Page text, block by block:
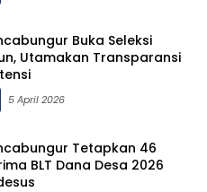
Buka Seleksi
Utamakan Transparansi
5 April 2026
Tetapkan 46
BLT Dana Desa 2026